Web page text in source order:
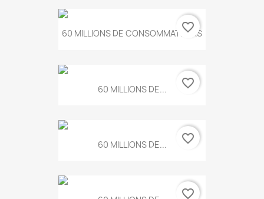
60 MILLIONS DE CONSOMMATEURS
favorite_border
60 MILLIONS DE... favorite_border
60 MILLIONS DE... favorite_border
favorite_border